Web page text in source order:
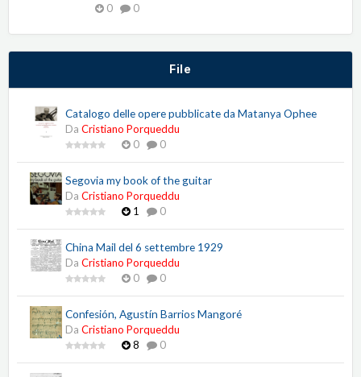
0
0
File
Catalogo delle opere pubblicate da Matanya Ophee
Da Cristiano Porqueddu
0
0
Segovia my book of the guitar
Da Cristiano Porqueddu
1
0
China Mail del 6 settembre 1929
Da Cristiano Porqueddu
0
0
Confesión, Agustín Barrios Mangoré
Da Cristiano Porqueddu
8
0